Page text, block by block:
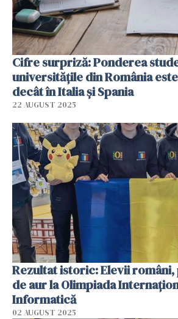
Cifre surpriză: Ponderea
universităţile din România
decât în Italia şi Spania
22 AUGUST 2025
Rezultat istoric: Elevii
de aur la Olimpiada
Informatică
02 AUGUST 2025